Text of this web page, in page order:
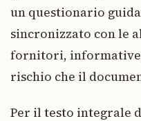
un questionario
sincronizzato con le
fornitori,
rischio che il
Per il testo integrale